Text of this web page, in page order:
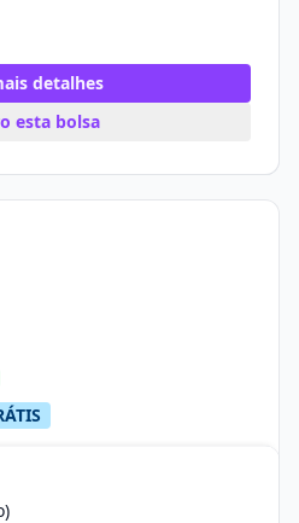
detalhes
esta bolsa